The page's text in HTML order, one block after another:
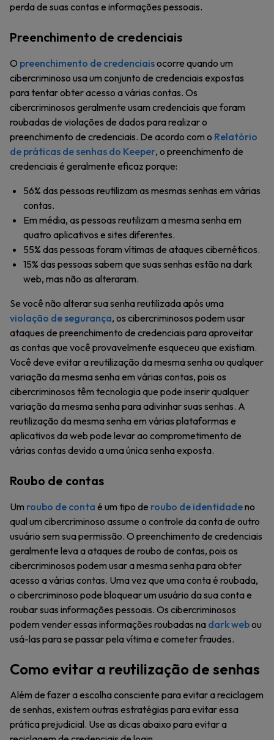
perda de suas contas e informações pessoais.
Preenchimento de credenciais
O preenchimento de credenciaisocorre quando um
cibercriminoso usa um conjunto de credenciais expostas
para tentar obter acesso a várias contas. Os
cibercriminosos geralmente usam credenciais que foram
roubadas de violações de dados para realizar o
preenchimento de credenciais. De acordo com o Relatório
de práticas de senhas do Keeper, o preenchimento de
credenciais é geralmente eficaz porque:
56% das pessoas reutilizam as mesmas senhas em várias
contas.
Em média, as pessoas reutilizam a mesma senha em
quatro aplicativos e sites diferentes.
55% das pessoas foram vítimas de ataques cibernéticos.
15% das pessoas sabem que suas senhas estão na dark
web, mas não as alteraram.
Se você não alterar sua senha reutilizada após uma
violação de segurança, os cibercriminosos podem usar
ataques de preenchimento de credenciais para aproveitar
as contas que você provavelmente esqueceu que existiam.
Você deve evitar a reutilização da mesma senha ou qualquer
variação da mesma senha em várias contas, pois os
cibercriminosos têm tecnologia que pode inserir qualquer
variação da mesma senha para adivinhar suas senhas. A
reutilização da mesma senha em várias plataformas e
aplicativos da web pode levar ao comprometimento de
várias contas devido a uma única senha exposta.
Roubo de contas
Um roubo de conta é um tipo de roubo de identidadeno
qual um cibercriminoso assume o controle da conta de outro
usuário sem sua permissão. O preenchimento de credenciais
geralmente leva a ataques de roubo de contas, pois os
cibercriminosos podem usar a mesma senha para obter
acesso a várias contas. Uma vez que uma conta é roubada,
o cibercriminoso pode bloquear um usuário da sua conta e
roubar suas informações pessoais. Os cibercriminosos
podem vender essas informações roubadas na dark webou
usá-las para se passar pela vítima e cometer fraudes.
Como evitar a reutilização de senhas
Além de fazer a escolha consciente para evitar a reciclagem
de senhas, existem outras estratégias para evitar essa
prática prejudicial. Use as dicas abaixo para evitar a